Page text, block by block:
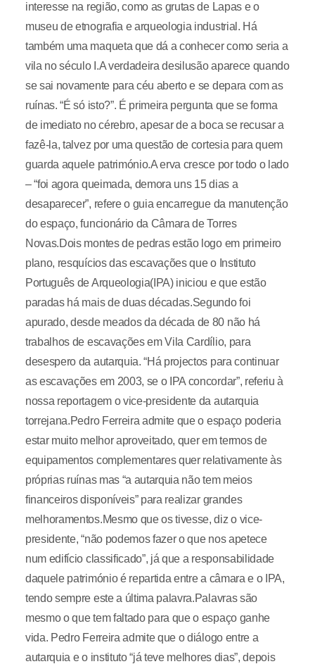
interesse na região, como as grutas de Lapas e o
museu de etnografia e arqueologia industrial. Há
também uma maqueta que dá a conhecer como seria a
vila no século I.A verdadeira desilusão aparece quando
se sai novamente para céu aberto e se depara com as
ruínas. “É só isto?”. É primeira pergunta que se forma
de imediato no cérebro, apesar de a boca se recusar a
fazê-la, talvez por uma questão de cortesia para quem
guarda aquele património.A erva cresce por todo o lado
– “foi agora queimada, demora uns 15 dias a
desaparecer”, refere o guia encarregue da manutenção
do espaço, funcionário da Câmara de Torres
Novas.Dois montes de pedras estão logo em primeiro
plano, resquícios das escavações que o Instituto
Português de Arqueologia(IPA) iniciou e que estão
paradas há mais de duas décadas.Segundo foi
apurado, desde meados da década de 80 não há
trabalhos de escavações em Vila Cardílio, para
desespero da autarquia. “Há projectos para continuar
as escavações em 2003, se o IPA concordar”, referiu à
nossa reportagem o vice-presidente da autarquia
torrejana.Pedro Ferreira admite que o espaço poderia
estar muito melhor aproveitado, quer em termos de
equipamentos complementares quer relativamente às
próprias ruínas mas “a autarquia não tem meios
financeiros disponíveis” para realizar grandes
melhoramentos.Mesmo que os tivesse, diz o vice-
presidente, “não podemos fazer o que nos apetece
num edifício classificado”, já que a responsabilidade
daquele património é repartida entre a câmara e o IPA,
tendo sempre este a última palavra.Palavras são
mesmo o que tem faltado para que o espaço ganhe
vida. Pedro Ferreira admite que o diálogo entre a
autarquia e o instituto “já teve melhores dias”, depois